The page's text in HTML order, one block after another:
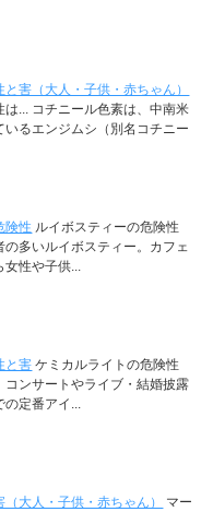
害（大人・子供・赤ちゃん）
は... コチニール色素は、中南米
るエンジムシ（別名コチニー
険性 ルイボスティーの危険性
の多いルイボスティー。カフェ
性や子供...
と害 ケミカルライトの危険性
コンサートやライブ・結婚披露
定番アイ...
大人・子供・赤ちゃん）
マー